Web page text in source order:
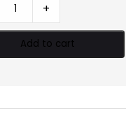
+
Add to cart